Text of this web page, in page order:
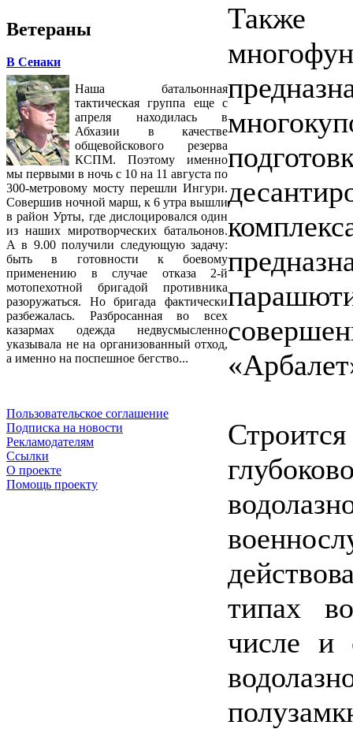
Ветераны
В Сенаки
Наша батальонная
тактическая группа еще с
апреля находилась в
Абхазии в качестве
общевойскового резерва
КСПМ. Поэтому именно
мы первыми в ночь с 10 на 11 августа по
300-метровому мосту перешли Ингури.
Совершив ночной марш, к 6 утра вышли
в район Урты, где дислоцировался один
из наших миротворческих батальонов.
А в 9.00 получили следующую задачу:
быть в готовности к боевому
применению в случае отказа 2-й
мотопехотной бригадой противника
разоружаться. Но бригада фактически
разбежалась. Разбросанная во всех
казармах одежда недвусмысленно
указывала не на организованный отход,
а именно на поспешное бегство...
Пользовательское соглашение
Подписка на новости
Рекламодателям
Ссылки
О проекте
Помощь проекту
Также
типах
числе и